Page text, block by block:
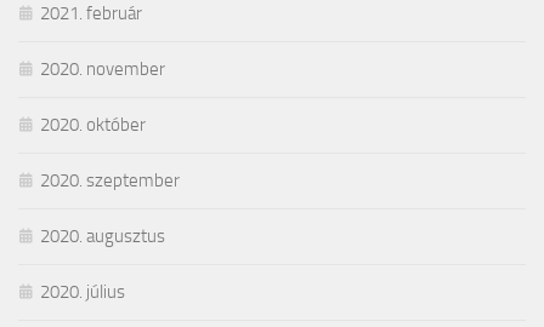
2021. február
2020. november
2020. október
2020. szeptember
2020. augusztus
2020. július